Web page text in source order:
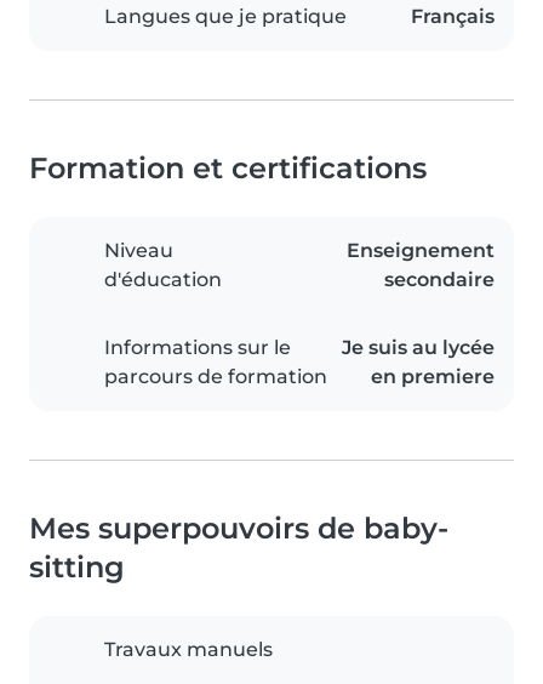
Langues que je pratique Français
Formation et certifications
Niveau
d'éducation
Enseignement
secondaire
Informations sur le
parcours de formation
Je suis au lycée
en premiere
Mes superpouvoirs de baby-
sitting
Travaux manuels